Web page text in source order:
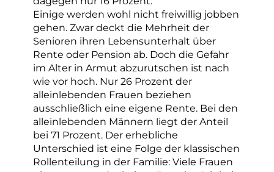
Einige werden wohl nicht freiwillig jobben
gehen. Zwar deckt die Mehrheit der
Senioren ihren Lebensunterhalt über
Rente oder Pension ab. Doch die Gefahr
im Alter in Armut abzurutschen ist nach
wie vor hoch. Nur 26 Prozent der
alleinlebenden Frauen beziehen
ausschließlich eine eigene Rente. Bei den
alleinlebenden Männern liegt der Anteil
bei 71 Prozent. Der erhebliche
Unterschied ist eine Folge der klassischen
Rollenteilung in der Familie: Viele Frauen